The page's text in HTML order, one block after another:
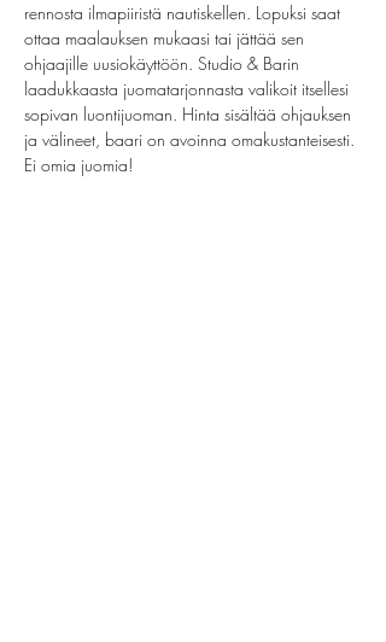
rennosta ilmapiiristä nautiskellen. Lopuksi saat
ottaa maalauksen mukaasi tai jättää sen
ohjaajille uusiokäyttöön. Studio & Barin
laadukkaasta juomatarjonnasta valikoit itsellesi
sopivan luontijuoman. Hinta sisältää ohjauksen
ja välineet, baari on avoinna omakustanteisesti.
Ei omia juomia!